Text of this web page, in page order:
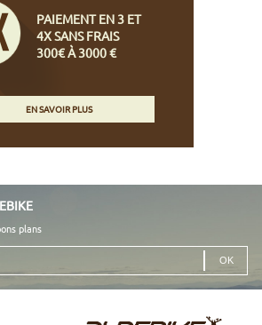
PAIEMENT EN 3 ET
4X SANS FRAIS
300€ À 3000 €
EN SAVOIR PLUS
plans